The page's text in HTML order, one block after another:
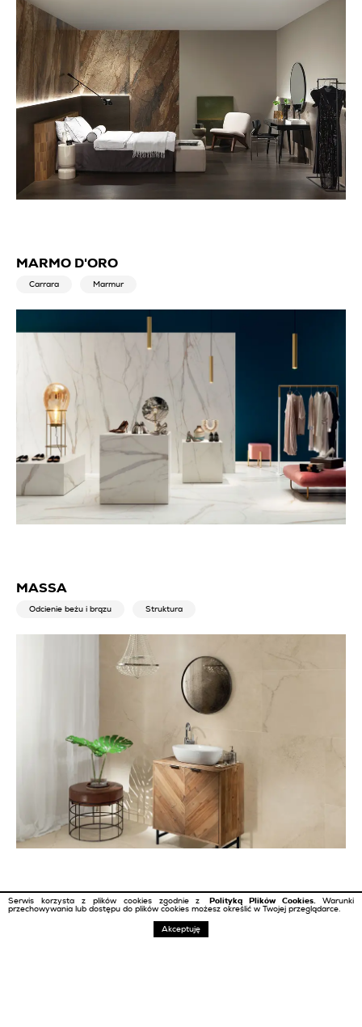
MARMO D'ORO
Carrara Marmur
MASSA
Odcienie beżu i brązu Struktura
MONOLITH PLUS
Serwis korzysta z plików cookies zgodnie z Polityką Plików Cookies.Warunki
przechowywania lub dostępu do plików cookies możesz określić w Twojej przeglądarce.
Akceptuję